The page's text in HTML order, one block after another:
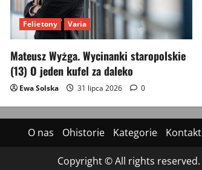
Felietony Varia
Mateusz Wyżga. Wycinanki staropolskie
(13) O jeden kufel za daleko
Ewa Solska 31 lipca 2026 0
O nas Ohistorie Kategorie Kontakt
Copyright © All rights reserved.